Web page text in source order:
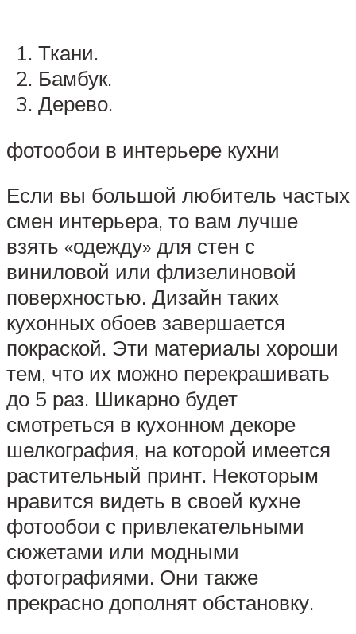
Ткани.
Бамбук.
Дерево.
фотообои в интерьере кухни
Если вы большой любитель частых
смен интерьера, то вам лучше
взять «одежду» для стен с
виниловой или флизелиновой
поверхностью. Дизайн таких
кухонных обоев завершается
покраской. Эти материалы хороши
тем, что их можно перекрашивать
до 5 раз. Шикарно будет
смотреться в кухонном декоре
шелкография, на которой имеется
растительный принт. Некоторым
нравится видеть в своей кухне
фотообои с привлекательными
сюжетами или модными
фотографиями. Они также
прекрасно дополнят обстановку.